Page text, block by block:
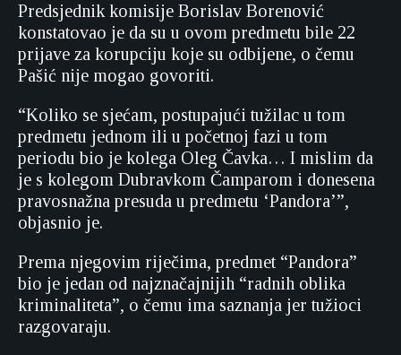
Predsjednik komisije Borislav Borenović
konstatovao je da su u ovom predmetu bile 22
prijave za korupciju koje su odbijene, o čemu
Pašić nije mogao govoriti.
“Koliko se sjećam, postupajući tužilac u tom
predmetu jednom ili u početnoj fazi u tom
periodu bio je kolega Oleg Čavka… I mislim da
je s kolegom Dubravkom Čamparom i donesena
pravosnažna presuda u predmetu ‘Pandora’”,
objasnio je.
Prema njegovim riječima, predmet “Pandora”
bio je jedan od najznačajnijih “radnih oblika
kriminaliteta”, o čemu ima saznanja jer tužioci
razgovaraju.